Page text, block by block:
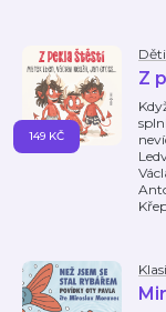
Z
149 KČ